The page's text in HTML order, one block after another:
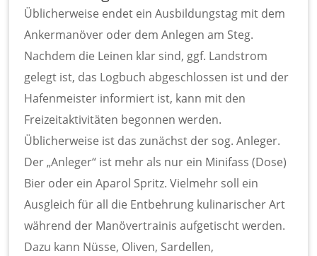
Üblicherweise endet ein Ausbildungstag mit dem
Ankermanöver oder dem Anlegen am Steg.
Nachdem die Leinen klar sind, ggf. Landstrom
gelegt ist, das Logbuch abgeschlossen ist und der
Hafenmeister informiert ist, kann mit den
Freizeitaktivitäten begonnen werden.
Üblicherweise ist das zunächst der sog. Anleger.
Der „Anleger“ ist mehr als nur ein Minifass (Dose)
Bier oder ein Aparol Spritz. Vielmehr soll ein
Ausgleich für all die Entbehrung kulinarischer Art
während der Manövertrainis aufgetischt werden.
Dazu kann Nüsse, Oliven, Sardellen,